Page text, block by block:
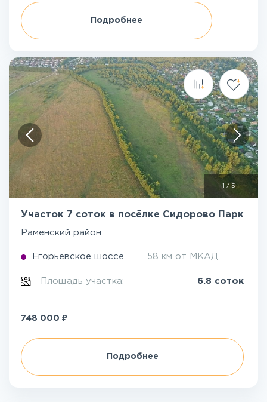
Подробнее
/ 5
Участок 7 соток в посёлке Сидорово Парк
Раменский район
Егорьевское шоссе 58 км от МКАД
Площадь участка: 6.8 соток
748 000 ₽
Подробнее